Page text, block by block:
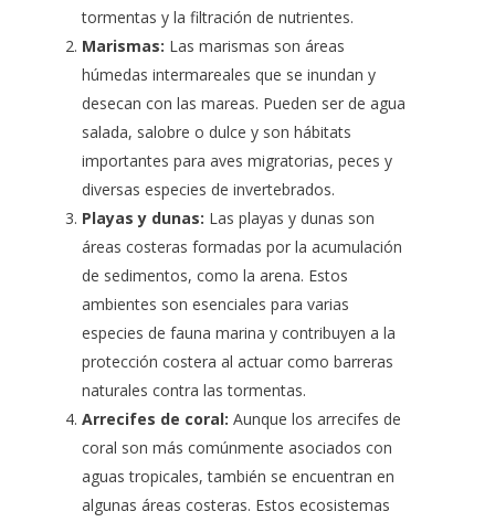
tormentas y la filtración de nutrientes.
Marismas: Las marismas son áreas
húmedas intermareales que se inundan y
desecan con las mareas. Pueden ser de agua
salada, salobre o dulce y son hábitats
importantes para aves migratorias, peces y
diversas especies de invertebrados.
Playas y dunas: Las playas y dunas son
áreas costeras formadas por la acumulación
de sedimentos, como la arena. Estos
ambientes son esenciales para varias
especies de fauna marina y contribuyen a la
protección costera al actuar como barreras
naturales contra las tormentas.
Arrecifes de coral: Aunque los arrecifes de
coral son más comúnmente asociados con
aguas tropicales, también se encuentran en
algunas áreas costeras. Estos ecosistemas